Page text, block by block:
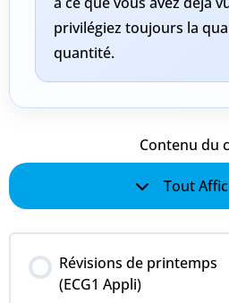
privilégiez toujours la
quantité.
Contenu du
Tout
Révisions de printemps
(ECG1 Appli)